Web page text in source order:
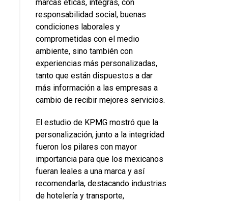
marcas éticas, íntegras, con
responsabilidad social, buenas
condiciones laborales y
comprometidas con el medio
ambiente, sino también con
experiencias más personalizadas,
tanto que están dispuestos a dar
más información a las empresas a
cambio de recibir mejores servicios.
El estudio de KPMG mostró que la
personalización, junto a la integridad
fueron los pilares con mayor
importancia para que los mexicanos
fueran leales a una marca y así
recomendarla, destacando industrias
de hotelería y transporte,